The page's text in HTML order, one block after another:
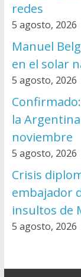
redes
5 agosto, 2026
Manuel
en el solar
5 agosto, 2026
la
noviembre
5 agosto, 2026
Crisis
embajador
insultos de
5 agosto, 2026